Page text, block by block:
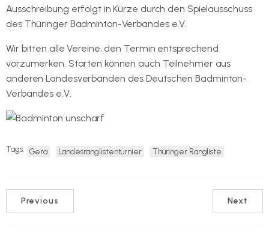
Ausschreibung erfolgt in Kürze durch den Spielausschuss
des Thüringer Badminton-Verbandes e.V.
Wir bitten alle Vereine, den Termin entsprechend
vorzumerken. Starten können auch Teilnehmer aus
anderen Landesverbänden des Deutschen Badminton-
Verbandes e.V.
Tags: Gera Landesranglistenturnier Thüringer Rangliste
Previous Next